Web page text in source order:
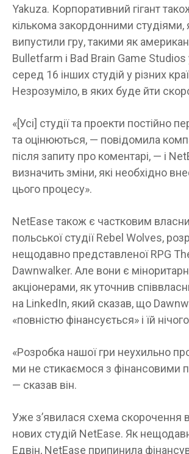
Yakuza. Корпоративний гігант
кількома закордонними студіями,
випустили гру, такими як
Bulletfarm і Bad Brain Game Studios
серед 16 інших студій у різних
Незрозуміло, в яких буде йти
«[Усі] студії та проекти постійно
та оцінюються, — повідомила
після запиту про коментарі, — і
визначить зміни, які необхідно
цього процесу».
NetEase також є частковим
польської студії Rebel Wolves,
нещодавно представленої RPG
Dawnwalker. Але вони є
акціонерами, як уточнив
на LinkedIn, який сказав, що
«повністю фінансується» і їй
«Розробка нашої гри неухильно
ми не стикаємося з фінансовими
— сказав він.
Уже з’явилася схема скорочення
нових студій NetEase. Як
Едвін, NetEase припинила